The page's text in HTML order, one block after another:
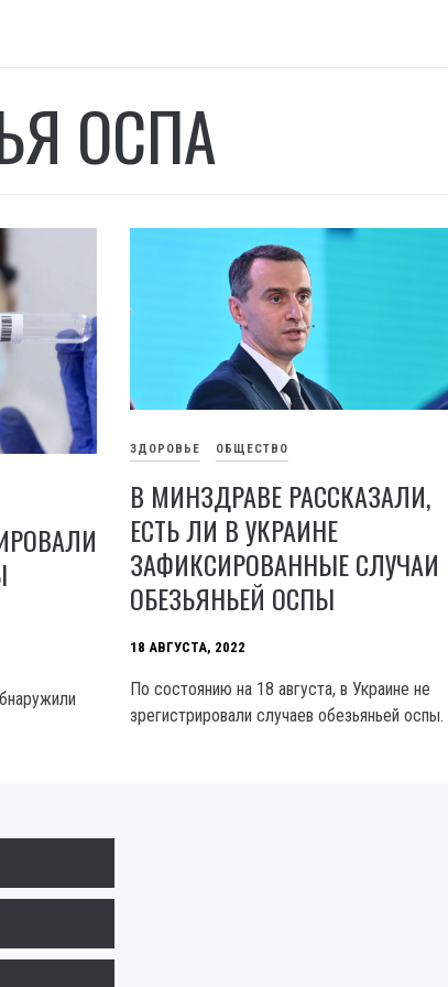
ОСПА
ЗДОРОВЬЕ ОБЩЕСТВО
В МИНЗДРАВЕ РАССКАЗАЛИ,
ЕСТЬ ЛИ В УКРАИНЕ
ЗАФИКСИРОВАННЫЕ СЛУЧАИ
ОБЕЗЬЯНЬЕЙ ОСПЫ
18 АВГУСТА, 2022
По состоянию на 18 августа, в Украине не
зрегистрировали случаев обезьяньей оспы.